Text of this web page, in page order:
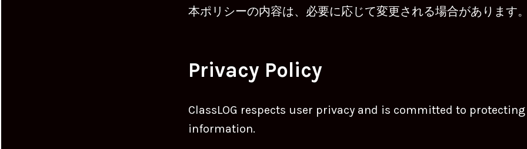
本ポリシーの内容は、必要に応じて変更される場合があります
Privacy Policy
ClassLOG respects user privacy and is committed to
information.